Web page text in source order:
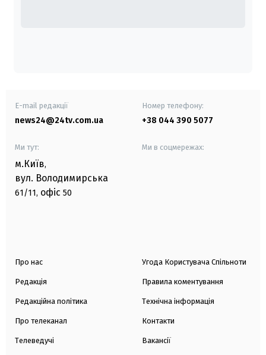
E-mail редакції
news24@24tv.com.ua
Номер телефону:
+38 044 390 5077
Ми тут:
м.Київ,
вул. Володимирська
61/11, офіс 50
Ми в соцмережах:
Про нас
Редакція
Редакційна політика
Про телеканал
Телеведучі
Угода Користувача Спільноти
Правила коментування
Технічна інформація
Контакти
Вакансії